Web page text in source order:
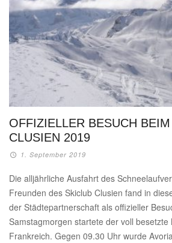
OFFIZIELLER BESUCH
CLUSIEN 2019
1. September 2019
Die alljährliche Ausfahrt des
Freunden des Skiclub Clusien fand in
der Städtepartnerschaft als offizieller
Samstagmorgen startete der voll besetzte
Frankreich. Gegen 09.30 Uhr wurde